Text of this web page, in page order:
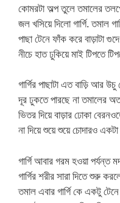
কোমরটা অল্প তুলে তমালের
জল খসিয়ে দিলো গার্গি. তমাল
পাছা টেনে ফাঁক করে বাড়াটা
নীচে হাত ঢুকিয়ে মাই টিপতে
গার্গির পাছাটা এত বাড়ি আর
দূর ঢুকতে পারছে না তমালের
ভিতর দিয়ে বাড়ার ঢোকা
না দিয়ে শুয়ে শুয়ে চোদারও
গার্গি আবার গরম হওয়া পর্যন্ত
গার্গির শরীর সারা দিতে শুরু
তমাল এবার গার্গি কে একটু